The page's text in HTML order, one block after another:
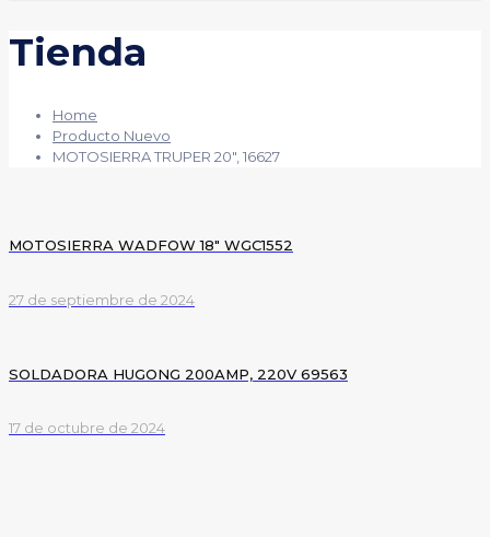
Tienda
Home
Producto Nuevo
MOTOSIERRA TRUPER 20″, 16627
MOTOSIERRA WADFOW 18″ WGC1552
27 de septiembre de 2024
SOLDADORA HUGONG 200AMP, 220V 69563
17 de octubre de 2024